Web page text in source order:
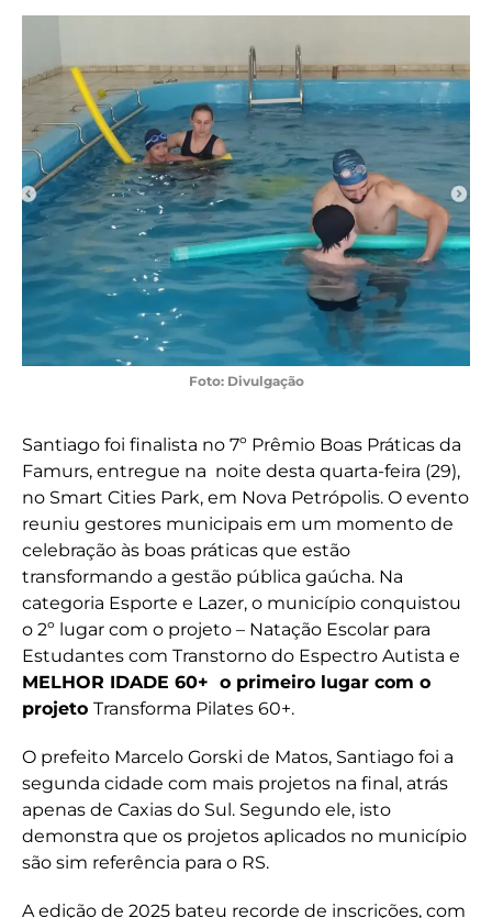
Foto: Divulgação
Santiago foi finalista no 7º Prêmio Boas Práticas da
Famurs, entregue na noite desta quarta-feira (29),
no Smart Cities Park, em Nova Petrópolis. O evento
reuniu gestores municipais em um momento de
celebração às boas práticas que estão
transformando a gestão pública gaúcha. Na
categoria Esporte e Lazer, o município conquistou
o 2º lugar com o projeto – Natação Escolar para
Estudantes com Transtorno do Espectro Autista e
MELHOR IDADE 60+ o primeiro lugar com o
projeto Transforma Pilates 60+.
O prefeito Marcelo Gorski de Matos, Santiago foi a
segunda cidade com mais projetos na final, atrás
apenas de Caxias do Sul. Segundo ele, isto
demonstra que os projetos aplicados no município
são sim referência para o RS.
A edição de 2025 bateu recorde de inscrições, com